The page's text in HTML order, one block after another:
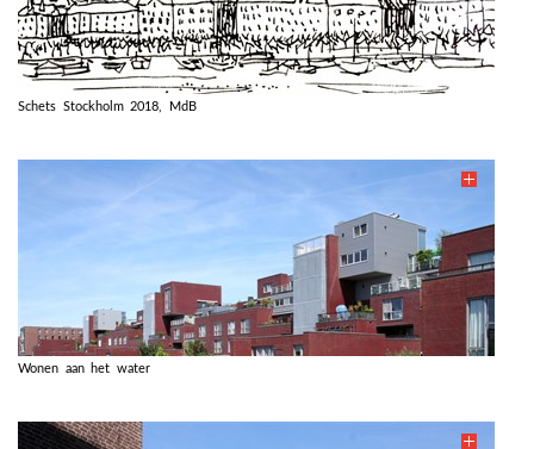
Schets Stockholm 2018, MdB
Wonen aan het water